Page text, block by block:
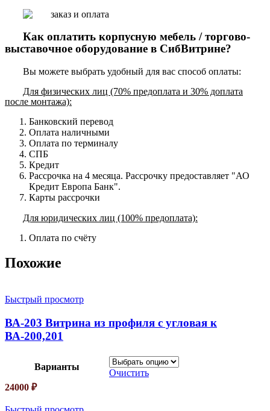
Как оплатить корпусную мебель / торгово-
выставочное оборудование в СибВитрине?
Вы можете выбрать удобный для вас способ оплаты:
Для физических лиц (70% предоплата и 30% доплата
после монтажа):
Банковский перевод
Оплата наличными
Оплата по терминалу
СПБ
Кредит
Рассрочка на 4 месяца. Рассрочку предоставляет "АО
Кредит Европа Банк".
Карты рассрочки
Для юридических лиц (100% предоплата):
Оплата по счёту
Похожие
Быстрый просмотр
ВА-203 Витрина из профиля с угловая к
ВА-200,201
Варианты
Очистить
24000 ₽